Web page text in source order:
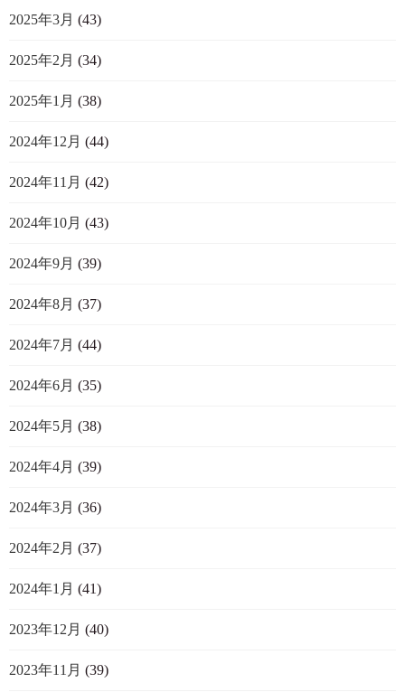
2025年3月 (43)
2025年2月 (34)
2025年1月 (38)
2024年12月 (44)
2024年11月 (42)
2024年10月 (43)
2024年9月 (39)
2024年8月 (37)
2024年7月 (44)
2024年6月 (35)
2024年5月 (38)
2024年4月 (39)
2024年3月 (36)
2024年2月 (37)
2024年1月 (41)
2023年12月 (40)
2023年11月 (39)